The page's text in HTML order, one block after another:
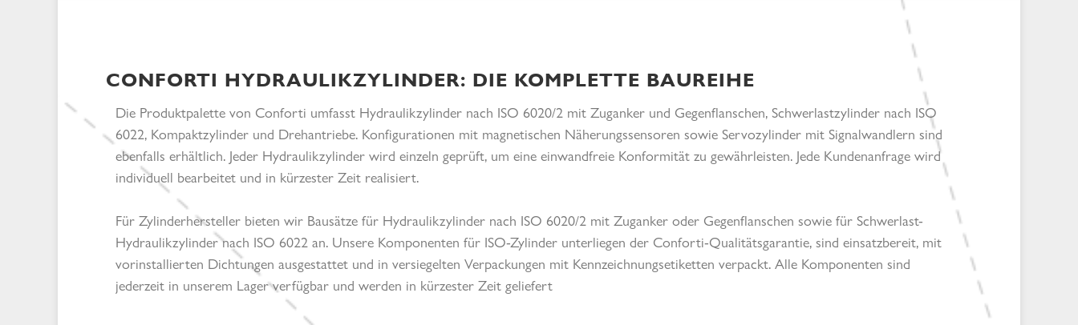
CONFORTI HYDRAULIKZYLINDER: DIE KOMPLETTE BAUREIHE
Die Produktpalette von Conforti umfasst Hydraulikzylinder nach ISO 6020/2 mit Zuganker und Gegenflanschen, Schwerlastzylinder nach ISO
6022, Kompaktzylinder und Drehantriebe. Konfigurationen mit magnetischen Näherungssensoren sowie Servozylinder mit Signalwandlern sind
ebenfalls erhältlich. Jeder Hydraulikzylinder wird einzeln geprüft, um eine einwandfreie Konformität zu gewährleisten. Jede Kundenanfrage wird
individuell bearbeitet und in kürzester Zeit realisiert.
Für Zylinderhersteller bieten wir Bausätze für Hydraulikzylinder nach ISO 6020/2 mit Zuganker oder Gegenflanschen sowie für Schwerlast-
Hydraulikzylinder nach ISO 6022 an. Unsere Komponenten für ISO-Zylinder unterliegen der Conforti-Qualitätsgarantie, sind einsatzbereit, mit
vorinstallierten Dichtungen ausgestattet und in versiegelten Verpackungen mit Kennzeichnungsetiketten verpackt. Alle Komponenten sind
jederzeit in unserem Lager verfügbar und werden in kürzester Zeit geliefert